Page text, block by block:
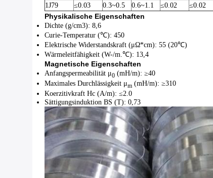
1J79
≤0.03 0.3~0.5 0.6~1.1 ≤0.02 ≤0.02
Physikalische Eigenschaften
Dichte (g/cm3): 8,6
Curie-Temperatur (℃): 450
Elektrische Widerstandskraft (μΩ*cm): 55 (20℃)
Wärmeleitfähigkeit (W-/m.℃): 13,4
Magnetische Eigenschaften
Anfangspermeabilität μ0 (mH/m): ≥40
Maximales Durchlässigkeit μm (mH/m): ≥310
Koerzitivkraft Hc (A/m): ≤2.0
Sättigungsinduktion BS (T): 0,73